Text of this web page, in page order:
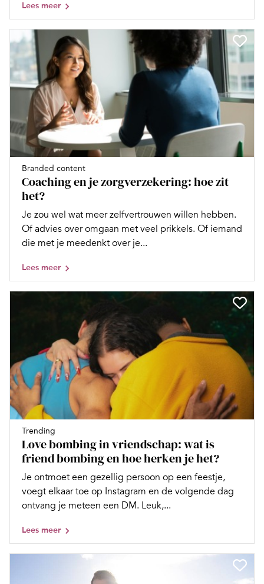
Lees meer
Branded content
Coaching en je zorgverzekering: hoe zit
het?
Je zou wel wat meer zelfvertrouwen willen hebben.
Of advies over omgaan met veel prikkels. Of iemand
die met je meedenkt over je...
Lees meer
Trending
Love bombing in vriendschap: wat is
friend bombing en hoe herken je het?
Je ontmoet een gezellig persoon op een feestje,
voegt elkaar toe op Instagram en de volgende dag
ontvang je meteen een DM. Leuk,...
Lees meer